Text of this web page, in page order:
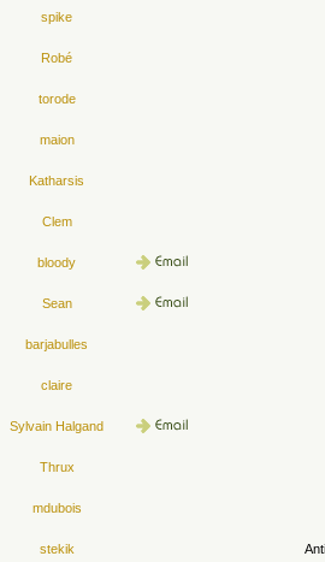
spike
Robé
torode
maion
Katharsis
Clem
bloody
Sean
barjabulles
claire
Sylvain Halgand
Thrux
mdubois
stekik